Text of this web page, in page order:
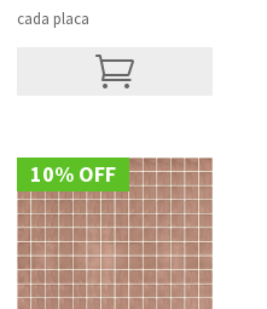
R$ 39,90.
cada placa
10% OFF